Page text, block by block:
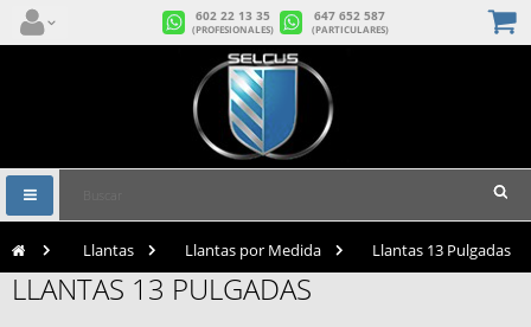
602 22 13 35
(PROFESIONALES)
647 652 587
(PARTICULARES)
Navegación
Toggle
Llantas Llantas por Medida Llantas 13 Pulgadas
LLANTAS 13 PULGADAS